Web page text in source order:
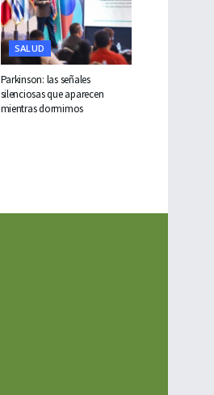
SALUD
Parkinson: las señales
silenciosas que aparecen
mientras dormimos